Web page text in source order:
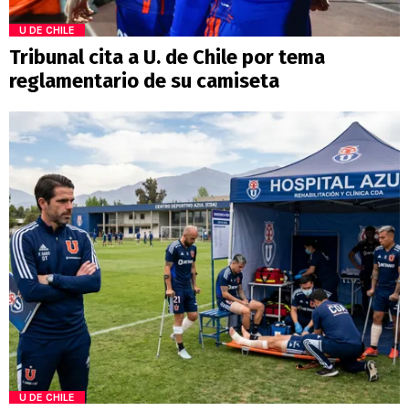
U DE CHILE
Tribunal cita a U. de Chile por tema
reglamentario de su camiseta
U DE CHILE